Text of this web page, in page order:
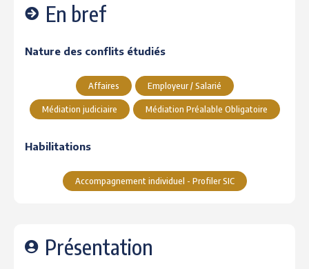
En bref
Nature des conflits étudiés
Affaires Employeur / Salarié
Médiation judiciaire Médiation Préalable Obligatoire
Habilitations
Accompagnement individuel - Profiler SIC
Présentation